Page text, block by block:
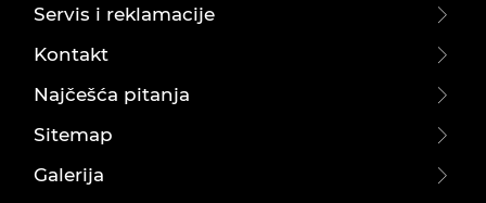
Servis i reklamacije
Kontakt
Najčešća pitanja
Sitemap
Galerija